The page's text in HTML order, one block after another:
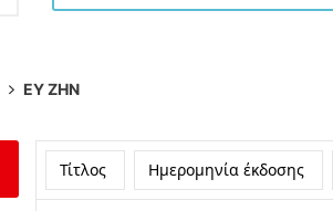
ΕΥ ΖΗΝ
Τίτλος Ημερομηνία έκδοσης